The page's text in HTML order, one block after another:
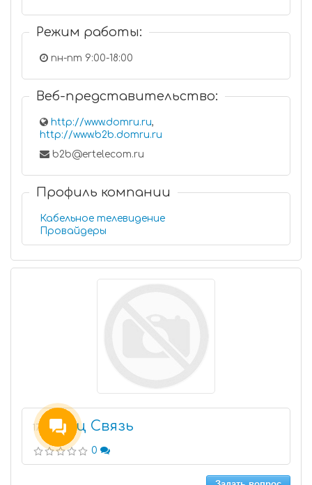
Режим работы:
пн-пт 9:00-18:00
Веб-представительство:
http://www.domru.ru,
http://www.b2b.domru.ru
b2b@ertelecom.ru
Профиль компании
Кабельное телевидение
Провайдеры
17 Спец Связь
0